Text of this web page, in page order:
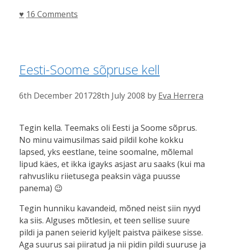
Categories
♥ 16 Comments
Eesti-Soome sõpruse kell
6th December 201728th July 2008 by Eva Herrera
Tegin kella. Teemaks oli Eesti ja Soome sõprus.
No minu vaimusilmas said pildil kohe kokku
lapsed, yks eestlane, teine soomalne, mõlemal
lipud käes, et ikka igayks asjast aru saaks (kui ma
rahvusliku riietusega peaksin väga puusse
panema) 😉
Tegin hunniku kavandeid, mõned neist siin nyyd
ka siis. Alguses mõtlesin, et teen sellise suure
pildi ja panen seierid kyljelt paistva päikese sisse.
Aga suurus sai piiratud ja nii pidin pildi suuruse ja